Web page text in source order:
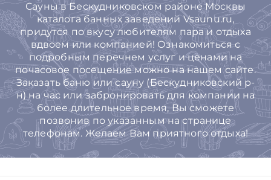
Сауны в Бескудниковском районе Москвы
каталога банных заведений Vsaunu.ru,
придутся по вкусу любителям пара и отдыха
вдвоем или компанией! Ознакомиться с
подробным перечнем услуг и ценами на
почасовое посещение можно на нашем сайте.
Заказать баню или сауну (Бескудниковский р-
н) на час или забронировать для компании на
более длительное время, Вы cможете
позвонив по указанным на странице
телефонам. Желаем Вам приятного отдыха!